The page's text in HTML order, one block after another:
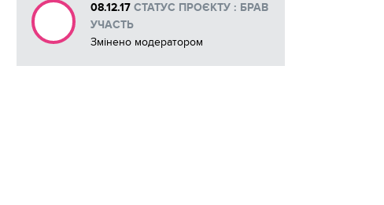
08.12.17 СТАТУС ПРОЄКТУ : БРАВ
УЧАСТЬ
Змінено модератором